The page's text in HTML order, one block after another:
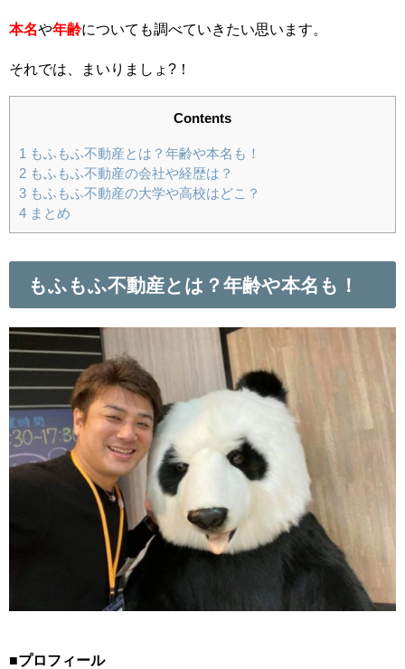
本名や年齢についても調べていきたい思います。
それでは、まいりましょ?！
Contents
1
もふもふ不動産とは？年齢や本名も！
2 もふもふ不動産の会社や経歴は？
3 もふもふ不動産の大学や高校はどこ？
4 まとめ
もふもふ不動産とは？年齢や本名も！
■プロフィール